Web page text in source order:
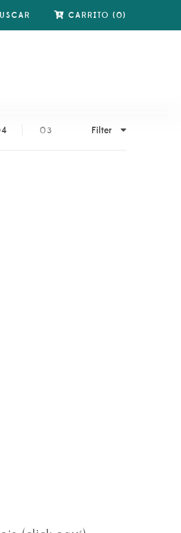
CARRITO (0)
03 Filter